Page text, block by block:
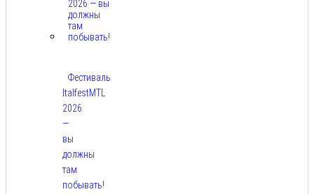
Фестиваль
ItalfestMTL
2026
—
вы
должны
там
побывать!